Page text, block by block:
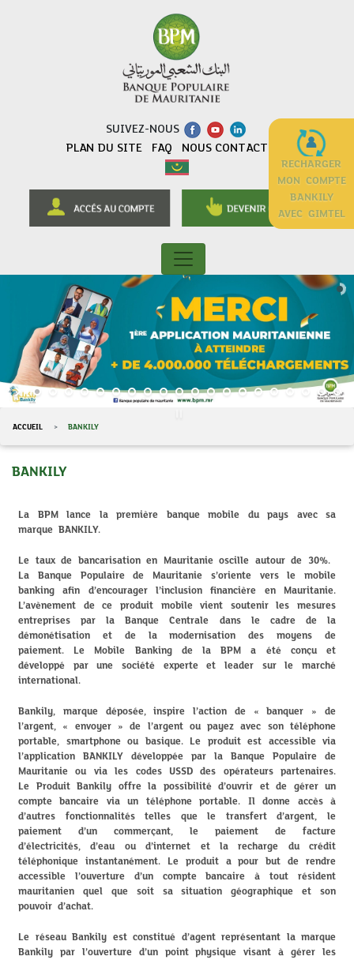
SUIVEZ-NOUS
PLAN DU SITE
FAQ NOUS CONTACTER
ACCUEIL BANKILY
BANKILY
La BPM lance la première banque mobile du pays avec sa
marque BANKILY.
Le taux de bancarisation en Mauritanie oscille autour de 30%.
La Banque Populaire de Mauritanie s’oriente vers le mobile
banking afin d’encourager l’inclusion financière en Mauritanie.
L’avènement de ce produit mobile vient soutenir les mesures
entreprises par la Banque Centrale dans le cadre de la
démonétisation et de la modernisation des moyens de
paiement. Le Mobile Banking de la BPM a été conçu et
développé par une société experte et leader sur le marché
international.
Bankily, marque déposée, inspire l’action de « banquer » de
l’argent, « envoyer » de l’argent ou payez avec son téléphone
portable, smartphone ou basique. Le produit est accessible via
l’application BANKILY développée par la Banque Populaire de
Mauritanie ou via les codes USSD des opérateurs partenaires.
Le Produit Bankily offre la possibilité d’ouvrir et de gérer un
compte bancaire via un téléphone portable. Il donne accès à
d’autres fonctionnalités telles que le transfert d’argent, le
paiement d’un commerçant, le paiement de facture
d’électricités, d’eau ou d’internet et la recharge du crédit
téléphonique instantanément. Le produit a pour but de rendre
accessible l’ouverture d’un compte bancaire à tout résident
mauritanien quel que soit sa situation géographique et son
pouvoir d’achat.
Le réseau Bankily est constitué d’agent représentant la marque
Bankily par l’ouverture d’un point physique visant à gérer les
RECHARGER
MON COMPTE
BANKILY
AVEC GIMTEL